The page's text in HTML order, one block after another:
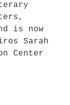
is now
Sarah
Center